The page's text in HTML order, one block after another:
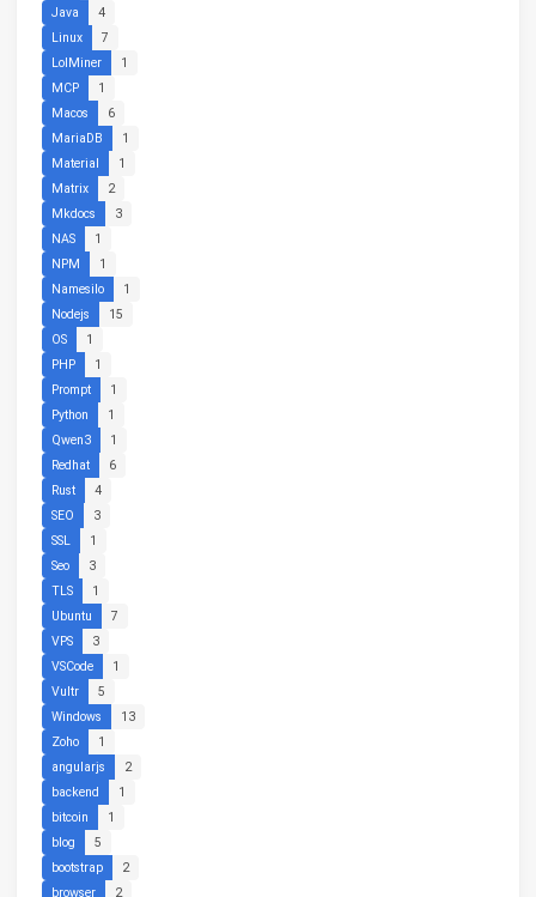
Java
4
Linux
7
LolMiner
1
MCP
1
Macos
6
MariaDB
1
Material
1
Matrix
2
Mkdocs
3
NAS
1
NPM
1
Namesilo
1
Nodejs
15
OS
1
PHP
1
Prompt
1
Python
1
Qwen3
1
Redhat
6
Rust
4
SEO
3
SSL
1
Seo
3
TLS
1
Ubuntu
7
VPS
3
VSCode
1
Vultr
5
Windows
13
Zoho
1
angularjs
2
backend
1
bitcoin
1
blog
5
bootstrap
2
browser
2